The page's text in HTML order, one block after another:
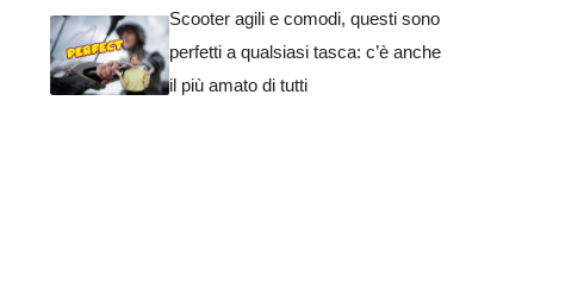
Scooter agili e comodi, questi sono
perfetti a qualsiasi tasca: c’è anche
il più amato di tutti